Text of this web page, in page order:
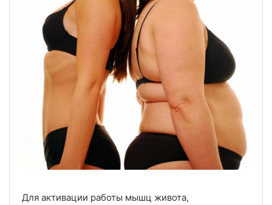
Для активации работы мышц живота,